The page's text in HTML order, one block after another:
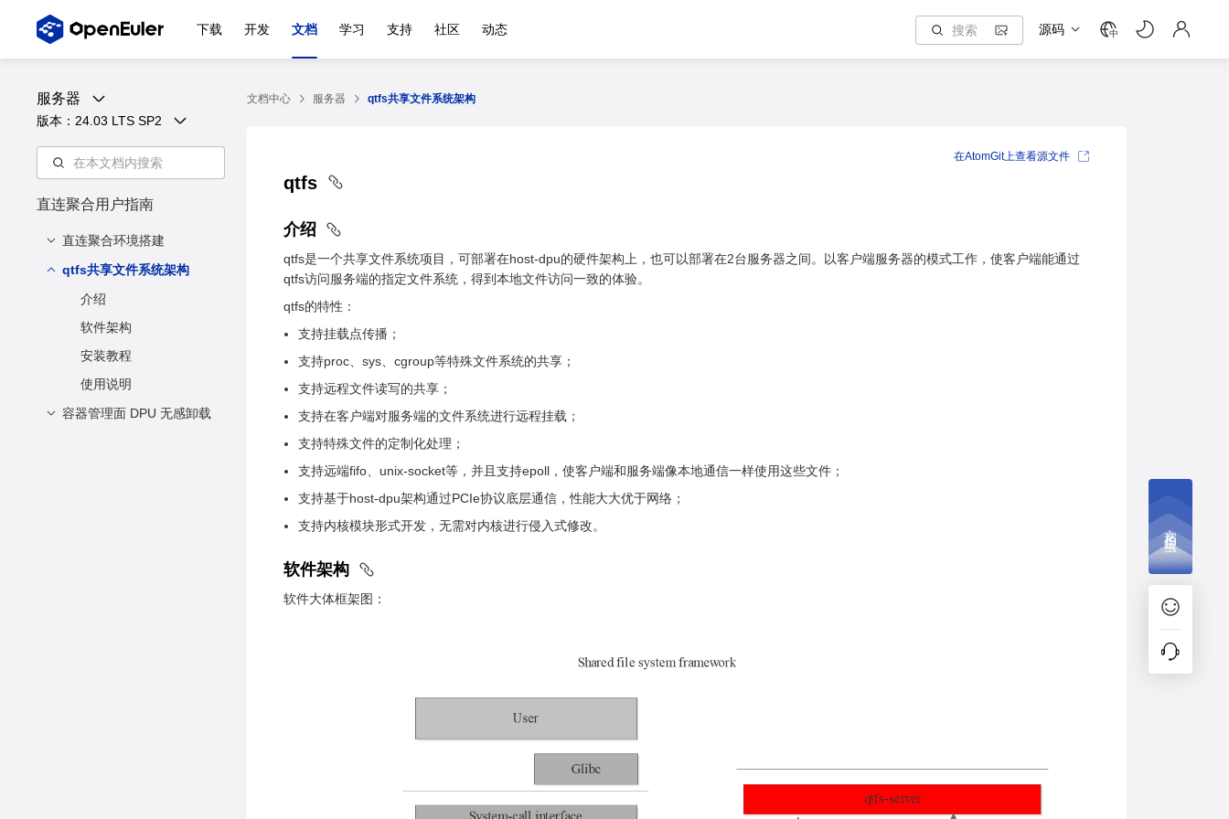
下载 开发 文档 学习 支持 社区 动态 源码 中
服务器
版本： 24.03 LTS SP2
直连聚合用户指南
直连聚合环境搭建
1 硬件准备
2 libvirt卸载架构图
3 环境搭建
4 环境重置
5 部分问题定位思路
qtfs共享文件系统架构
介绍
软件架构
安装教程
使用说明
容器管理面 DPU 无感卸载
文档中心 服务器 qtfs共享文件系统架构
qtfs
介绍
qtfs是一个共享文件系统项目，可部署在host-dpu的硬件架构上，也可以部署在2台服务器之间。以客户端服务器的模式工作，使客户端能通过
qtfs访问服务端的指定文件系统，得到本地文件访问一致的体验。
qtfs的特性：
支持挂载点传播；
支持proc、sys、cgroup等特殊文件系统的共享；
支持远程文件读写的共享；
支持在客户端对服务端的文件系统进行远程挂载；
支持特殊文件的定制化处理；
支持远端fifo、unix-socket等，并且支持epoll，使客户端和服务端像本地通信一样使用这些文件；
支持基于host-dpu架构通过PCIe协议底层通信，性能大大优于网络；
支持内核模块形式开发，无需对内核进行侵入式修改。
软件架构
软件大体框架图：
在AtomGit上查看源文件